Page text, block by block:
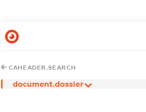
CAHEADER.SEARCH
document.dossier